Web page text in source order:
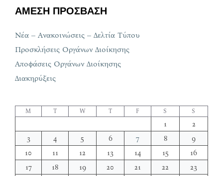
ΑΜΕΣΗ ΠΡΟΣΒΑΣΗ
Νέα – Ανακοινώσεις – Δελτία Τύπου
Προσκλήσεις Οργάνων Διοίκησης
Αποφάσεις Οργάνων Διοίκησης
Διακηρύξεις
M T W T F S S
1
2
3
4 5 6 7 8
9
10
11 12 13 14 15
16
17
18 19 20 21 22
23